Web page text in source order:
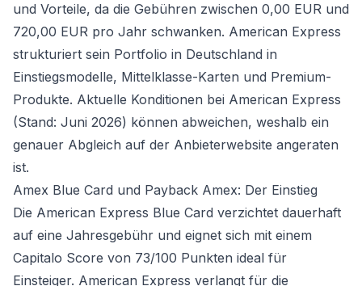
und Vorteile, da die Gebühren zwischen 0,00 EUR und
720,00 EUR pro Jahr schwanken. American Express
strukturiert sein Portfolio in Deutschland in
Einstiegsmodelle, Mittelklasse-Karten und Premium-
Produkte. Aktuelle Konditionen bei American Express
(Stand: Juni 2026) können abweichen, weshalb ein
genauer Abgleich auf der Anbieterwebsite angeraten
ist.
Amex Blue Card und Payback Amex: Der Einstieg
Die American Express Blue Card verzichtet dauerhaft
auf eine Jahresgebühr und eignet sich mit einem
Capitalo Score von 73/100 Punkten ideal für
Einsteiger. American Express verlangt für die